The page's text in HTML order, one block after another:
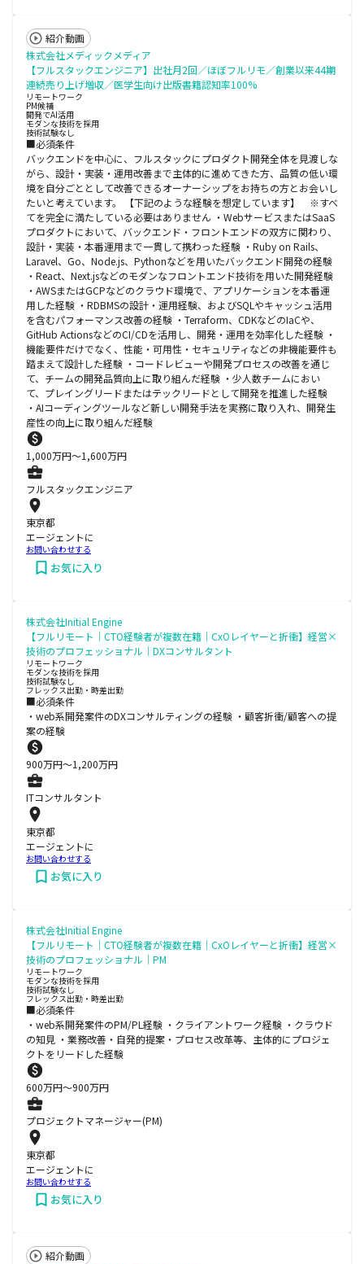
紹介動画
株式会社メディックメディア
【フルスタックエンジニア】出社月2回／ほぼフルリモ／創業以来44期
連続売り上げ増収／医学生向け出版書籍認知率100%
リモートワーク
PM候補
開発でAI活用
モダンな技術を採用
技術試験なし
■必須条件
バックエンドを中心に、フルスタックにプロダクト開発全体を見渡しな
がら、設計・実装・運用改善まで主体的に進めてきた方、品質の低い環
境を自分ごととして改善できるオーナーシップをお持ちの方とお会いし
たいと考えています。 【下記のような経験を想定しています】 ※すべ
てを完全に満たしている必要はありません ・WebサービスまたはSaaS
プロダクトにおいて、バックエンド・フロントエンドの双方に関わり、
設計・実装・本番運用まで一貫して携わった経験 ・Ruby on Rails、
Laravel、Go、Node.js、Pythonなどを用いたバックエンド開発の経験
・React、Next.jsなどのモダンなフロントエンド技術を用いた開発経験
・AWSまたはGCPなどのクラウド環境で、アプリケーションを本番運
用した経験 ・RDBMSの設計・運用経験、およびSQLやキャッシュ活用
を含むパフォーマンス改善の経験 ・Terraform、CDKなどのIaCや、
GitHub ActionsなどのCI/CDを活用し、開発・運用を効率化した経験 ・
機能要件だけでなく、性能・可用性・セキュリティなどの非機能要件も
踏まえて設計した経験 ・コードレビューや開発プロセスの改善を通じ
て、チームの開発品質向上に取り組んだ経験 ・少人数チームにおい
て、プレイングリードまたはテックリードとして開発を推進した経験
・AIコーディングツールなど新しい開発手法を実務に取り入れ、開発生
産性の向上に取り組んだ経験
1,000万円〜1,600万円
フルスタックエンジニア
東京都
エージェントに
お問い合わせする
お気に入り
株式会社Initial Engine
【フルリモート｜CTO経験者が複数在籍｜CxOレイヤーと折衝】経営×
技術のプロフェッショナル｜DXコンサルタント
リモートワーク
モダンな技術を採用
技術試験なし
フレックス出勤・時差出勤
■必須条件
・web系開発案件のDXコンサルティングの経験 ・顧客折衝/顧客への提
案の経験
900万円〜1,200万円
ITコンサルタント
東京都
エージェントに
お問い合わせする
お気に入り
株式会社Initial Engine
【フルリモート｜CTO経験者が複数在籍｜CxOレイヤーと折衝】経営×
技術のプロフェッショナル｜PM
リモートワーク
モダンな技術を採用
技術試験なし
フレックス出勤・時差出勤
■必須条件
・web系開発案件のPM/PL経験 ・クライアントワーク経験 ・クラウド
の知見 ・業務改善・自発的提案・プロセス改革等、主体的にプロジェ
クトをリードした経験
600万円〜900万円
プロジェクトマネージャー(PM)
東京都
エージェントに
お問い合わせする
お気に入り
紹介動画